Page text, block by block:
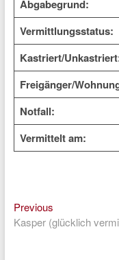
Abgabegrund:
Vermittlungsstatus:
Kastriert/
Freigänger/
Notfall:
Vermittelt am:
PreviousPrevious
post:
Kasper (glücklich